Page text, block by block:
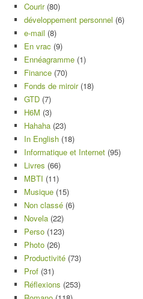
Courir(80)
développement personnel (6)
e-mail (8)
En vrac (9)
Ennéagramme (1)
Finance (70)
Fonds de miroir(18)
GTD (7)
H6M (3)
Hahaha (23)
In English (18)
Informatique et Internet (95)
Livres (66)
MBTI (11)
Musique (15)
Non classé (6)
Novela (22)
Perso (123)
Photo (26)
Productivité (73)
Prof (31)
Réflexions (253)